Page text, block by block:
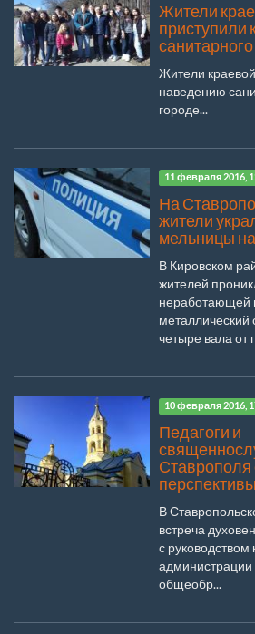
Жители
приступили
Жители
наведению
городе...
11 февраля 2016,
На
жители
мельницы
В Кировском
жителей
неработающей
металлический
четыре вала
10 февраля 2016,
Педагоги и
Ставрополя
В
встреча
с руководством
администрации
общеобр...